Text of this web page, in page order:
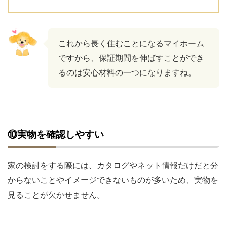
これから長く住むことになるマイホーム
ですから、保証期間を伸ばすことができ
るのは安心材料の一つになりますね。
⑩実物を確認しやすい
家の検討をする際には、カタログやネット情報だけだと分
からないことやイメージできないものが多いため、実物を
見ることが欠かせません。